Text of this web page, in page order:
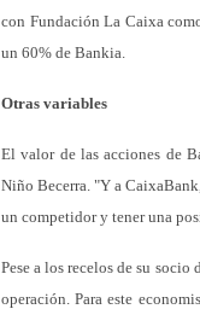
con Fundación La Caixa
un 60% de Bankia.
Otras variables
El valor de las acciones de
Niño Becerra. "Y a
un competidor y tener una
Pese a los recelos de su
operación. Para este